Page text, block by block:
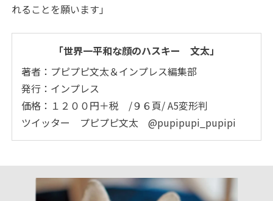
れることを願います」
「世界一平和な顔のハスキー 文太」
著者：プピプピ文太＆インプレス編集部
発行：インプレス
価格：１２００円＋税 /９６頁/ A5変形判
ツイッター プピプピ文太 @pupipupi_pupipi